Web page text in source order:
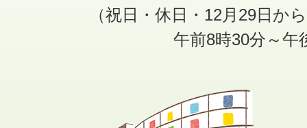
（祝日・休日・12月29日か
午前8時30分～午